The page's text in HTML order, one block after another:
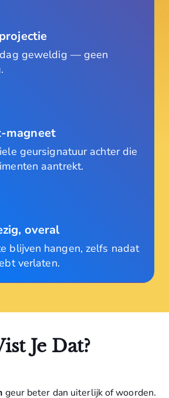
geweldig — geen
magneet
geursignatuur achter die
aantrekt.
overal
blijven hangen, zelfs nadat
verlaten.
Je Dat?
geur beter dan uiterlijk of woorden.